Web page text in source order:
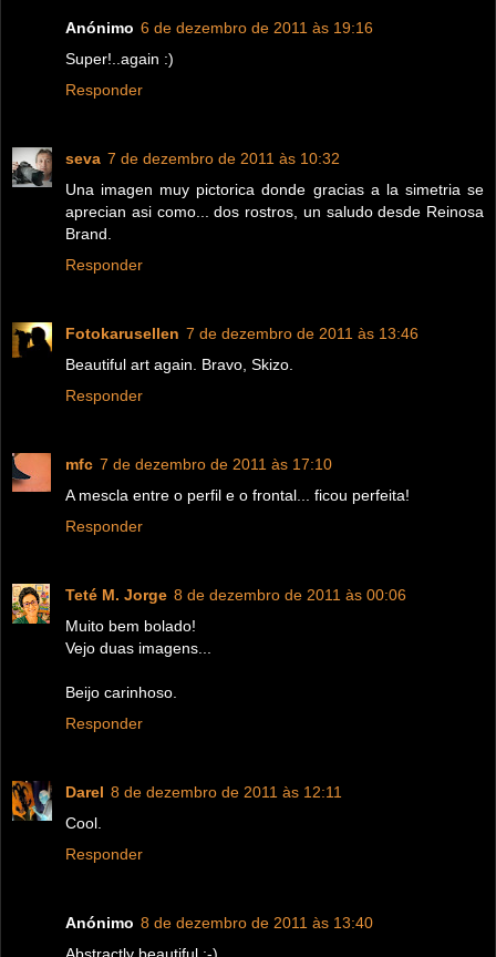
Anónimo 6 de dezembro de 2011 às 19:16
Super!..again :)
Responder
seva 7 de dezembro de 2011 às 10:32
Una imagen muy pictorica donde gracias a la simetria se
aprecian asi como... dos rostros, un saludo desde Reinosa
Brand.
Responder
Fotokarusellen 7 de dezembro de 2011 às 13:46
Beautiful art again. Bravo, Skizo.
Responder
mfc 7 de dezembro de 2011 às 17:10
A mescla entre o perfil e o frontal... ficou perfeita!
Responder
Teté M. Jorge 8 de dezembro de 2011 às 00:06
Muito bem bolado!
Vejo duas imagens...
Beijo carinhoso.
Responder
Darel 8 de dezembro de 2011 às 12:11
Cool.
Responder
Anónimo 8 de dezembro de 2011 às 13:40